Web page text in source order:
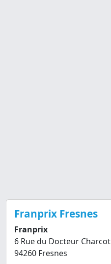
Franprix Fresnes
Franprix
6 Rue du Docteur Charcot
94260 Fresnes